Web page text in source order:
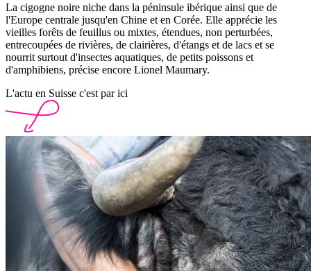
La cigogne noire niche dans la péninsule ibérique ainsi que de
l'Europe centrale jusqu'en Chine et en Corée. Elle apprécie les
vieilles forêts de feuillus ou mixtes, étendues, non perturbées,
entrecoupées de rivières, de clairières, d'étangs et de lacs et se
nourrit surtout d'insectes aquatiques, de petits poissons et
d'amphibiens, précise encore Lionel Maumary.
L'actu en Suisse c'est par ici